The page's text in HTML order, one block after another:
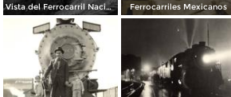
Vista del Ferrocarril Nacional Ferrocarriles Mexicanos